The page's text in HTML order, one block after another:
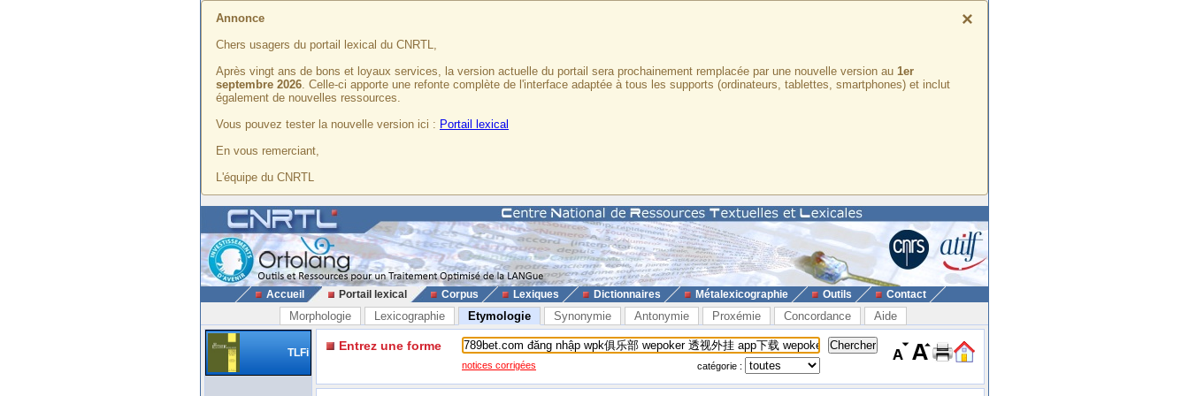
×
Annonce
Chers usagers du portail lexical du CNRTL,
Après vingt ans de bons et loyaux services, la version actuelle du portail sera prochainement remplacée par une nouvelle version au 1er
septembre 2026. Celle-ci apporte une refonte complète de l'interface adaptée à tous les supports (ordinateurs, tablettes, smartphones) et inclut
également de nouvelles ressources.
Vous pouvez tester la nouvelle version ici : Portail lexical
En vous remerciant,
L'équipe du CNRTL
Accueil Portail lexical Corpus Lexiques Dictionnaires Métalexicographie Outils Contact
Morphologie Lexicographie Etymologie Synonymie Antonymie Proxémie Concordance Aide
TLFi Entrez une forme
notices corrigées catégorie :